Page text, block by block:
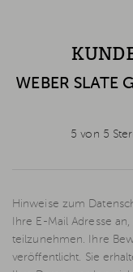
WEBER SLATE
5 von 5
Hinweise zum
Ihre E-Mail Adresse
teilzunehmen. Ihre
veröffentlicht. Sie